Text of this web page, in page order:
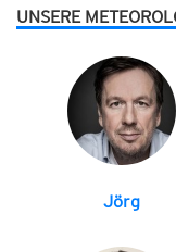
UNSERE
Jörg